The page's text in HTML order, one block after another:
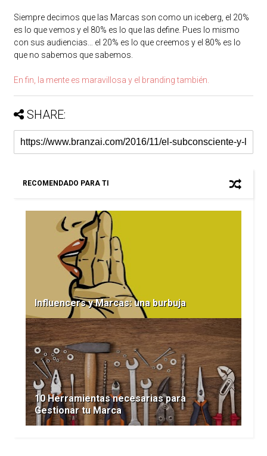
Siempre decimos que las Marcas son como un iceberg, el 20%
es lo que vemos y el 80% es lo que las define. Pues lo mismo
con sus audiencias… el 20% es lo que creemos y el 80% es lo
que no sabemos que sabemos.
En fin, la mente es maravillosa y el branding también.
SHARE:
RECOMENDADO PARA TI
Influencers y Marcas: una burbuja
10 Herramientas necesarias para
Gestionar tu Marca